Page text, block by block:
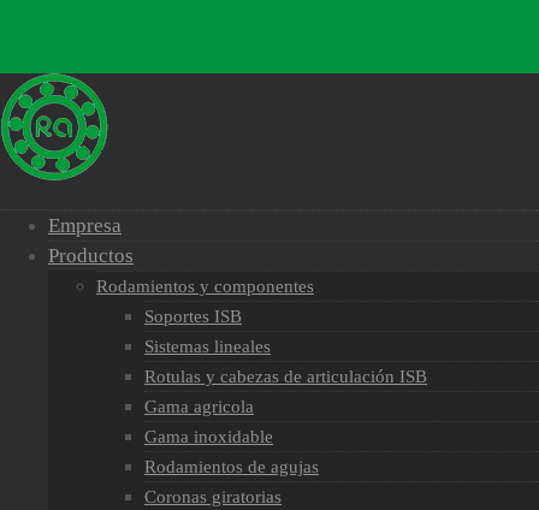
Empresa
Productos
Rodamientos y componentes
Soportes ISB
Sistemas lineales
Rotulas y cabezas de articulación ISB
Gama agricola
Gama inoxidable
Rodamientos de agujas
Coronas giratorias